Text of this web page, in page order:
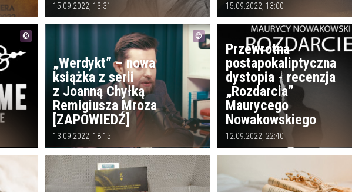
15.09.2022, 13:31 15.09.2022, 13:00
„Werdykt” – nowa
książka z serii
z Joanną Chyłką
Remigiusza Mroza
[ZAPOWIEDŹ]
13.09.2022, 18:15
Przewrotna
postapokaliptyczna
dystopia - recenzja
„Rozdarcia”
Maurycego
Nowakowskiego
12.09.2022, 22:40